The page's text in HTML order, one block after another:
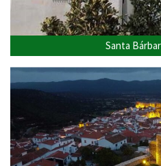
Santa